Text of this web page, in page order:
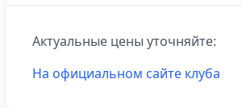
Актуальные цены уточняйте:
На официальном сайте клуба